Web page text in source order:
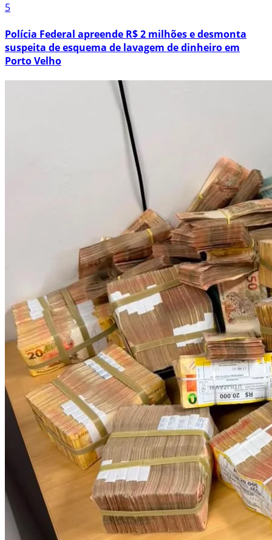
5
Polícia Federal apreende R$ 2 milhões e desmonta
suspeita de esquema de lavagem de dinheiro em
Porto Velho